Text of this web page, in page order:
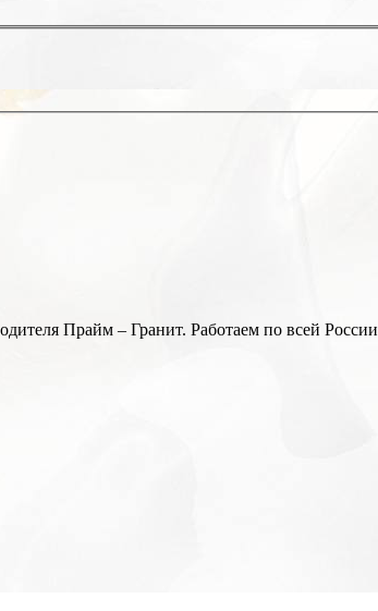
Прайм – Гранит. Работаем по всей России